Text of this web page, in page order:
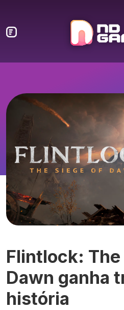
Flintlock:
Dawn ganha
história